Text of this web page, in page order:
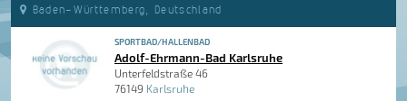
Baden-Württemberg, Deutschland
SPORTBAD/HALLENBAD
Adolf-Ehrmann-Bad Karlsruhe
Unterfeldstraße 46
76149 Karlsruhe